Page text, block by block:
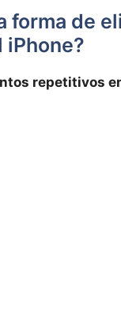
forma de​
iPhone?
​repetitivos